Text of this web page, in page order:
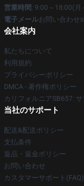
営業時間: 9:00～18:00(月
電子メールお問い合わせ
会社案内
私たちについて
利用規約
プライバシーポリシー
DMCA - 著作権ポリシー
カリフォルニアSB657:
当社のサポート
配送&配送ポリシー
支払条件
返品・返金ポリシー
お問い合わせ
カスタマーサポート(FAQ)